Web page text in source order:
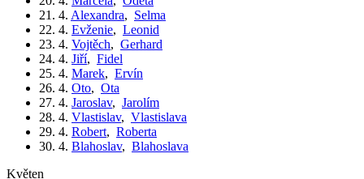
21. 4. Alexandra, Selma
22. 4. Evženie, Leonid
23. 4. Vojtěch, Gerhard
24. 4. Jiří, Fidel
25. 4. Marek, Ervín
26. 4. Oto, Ota
27. 4. Jaroslav, Jarolím
28. 4. Vlastislav, Vlastislava
29. 4. Robert, Roberta
30. 4. Blahoslav, Blahoslava
květen